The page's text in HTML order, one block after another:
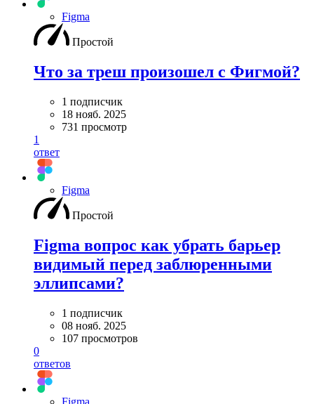
Figma
Простой
Что за треш произошел с Фигмой?
1 подписчик
18 нояб. 2025
731 просмотр
1
ответ
Figma
Простой
Figma вопрос как убрать барьер
видимый перед заблюренными
эллипсами?
1 подписчик
08 нояб. 2025
107 просмотров
0
ответов
Figma